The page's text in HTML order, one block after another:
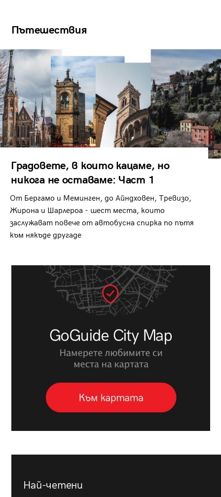
Пътешествия
Градовете, в които кацаме, но
никога не оставаме: Част 1
От Бергамо и Меминген, до Айндховен, Тревизо,
Жирона и Шарлероа - шест места, които
заслужават повече от автобусна спирка по пътя
към някъде другаде
Най-четени